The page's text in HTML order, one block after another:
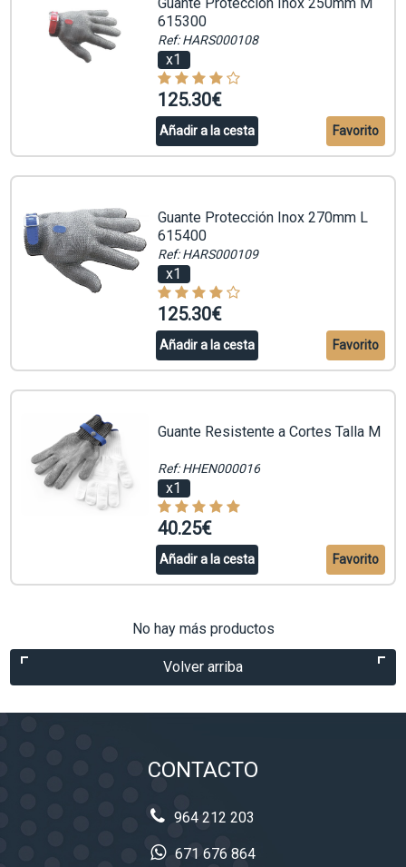
Guante Protección Inox 250mm M
615300
Ref: HARS000108
x1
125.30€
Añadir a la cesta Favorito
Guante Protección Inox 270mm L
615400
Ref: HARS000109
x1
125.30€
Añadir a la cesta Favorito
Guante Resistente a Cortes Talla M
Ref: HHEN000016
x1
40.25€
Añadir a la cesta Favorito
No hay más productos
Volver arriba
CONTACTO
964 212 203
671 676 864